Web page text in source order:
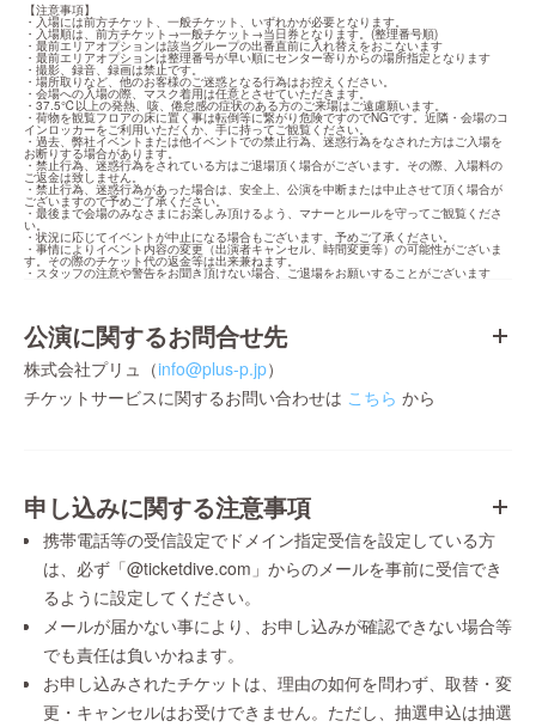
【注意事項】
・入場には前方チケット、一般チケット、いずれかが必要となります。
・入場順は、前方チケット→一般チケット→当日券となります。(整理番号順)
・最前エリアオプションは該当グループの出番直前に入れ替えをおこないます
・最前エリアオプションは整理番号が早い順にセンター寄りからの場所指定となります
・撮影、録音、録画は禁止です。
・場所取りなど、他のお客様のご迷惑となる行為はお控えください。
・会場への入場の際、マスク着用は任意とさせていただきます。
・37.5℃以上の発熱、咳、倦怠感の症状のある方のご来場はご遠慮願います。
・荷物を観覧フロアの床に置く事は転倒等に繋がり危険ですのでNGです。近隣・会場のコ
インロッカーをご利用いただくか、手に持ってご観覧ください。
・過去、弊社イベントまたは他イベントでの禁止行為、迷惑行為をなされた方はご入場を
お断りする場合があります。
・禁止行為、迷惑行為をされている方はご退場頂く場合がございます。その際、入場料の
ご返金は致しません。
・禁止行為、迷惑行為があった場合は、安全上、公演を中断または中止させて頂く場合が
ございますので予めご了承ください。
・最後まで会場のみなさまにお楽しみ頂けるよう、マナーとルールを守ってご観覧くださ
い。
・状況に応じてイベントが中止になる場合もございます、予めご了承ください。
・事情によりイベント内容の変更（出演者キャンセル、時間変更等）の可能性がございま
す。その際のチケット代の返金等は出来兼ねます。
・スタッフの注意や警告をお聞き頂けない場合、ご退場をお願いすることがございます
公演に関するお問合せ先
株式会社プリュ（info@plus-p.jp）
チケットサービスに関するお問い合わせは こちら から
申し込みに関する注意事項
携帯電話等の受信設定でドメイン指定受信を設定している方
は、必ず「@ticketdive.com」からのメールを事前に受信でき
るように設定してください。
メールが届かない事により、お申し込みが確認できない場合等
でも責任は負いかねます。
お申し込みされたチケットは、理由の如何を問わず、取替・変
更・キャンセルはお受けできません。ただし、抽選申込は抽選